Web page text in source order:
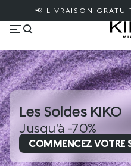
📢 LIVRAISON
Les Soldes KIKO
Jusqu'à -70%
COMMENCEZ VOTRE